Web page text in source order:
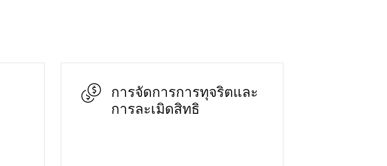
การจัดการการทุจริตและ
การละเมิดสิทธิ